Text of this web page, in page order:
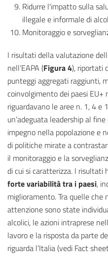
Ridurre l'impatto sulla
illegale e informale di
Monitoraggio e
I risultati della valutazione
nell’EAPA (Figura 4), riportati
punteggi aggregati raggiunti,
coinvolgimento dei paesi EU+
riguardavano le aree n. 1, 4 e
un’adeguata leadership al
impegno nella popolazione e
di politiche mirate a
il monitoraggio e la
di cui si caratterizza. I
forte variabilità tra i paesi,
miglioramento. Tra quelle che
attenzione sono state
alcolici, le azioni intraprese
lavoro e la risposta da parte
riguarda l’Italia (vedi Fact